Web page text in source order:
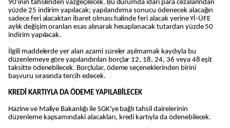
90'ının tahsilinden vazgeçilecek. Bu durumda idari para cezalarından
yüzde 25 indirim yapılacak; yapılandırma sonucu ödenecek alacağın
sadece feri alacaktan ibaret olması halinde feri alacak yerine Yİ-ÜFE
aylık değişim oranlan esas alınarak hesaplanacak tutardan yüzde 50
indirim yapılacak.
İlgili maddelerde yer alan azami süreler aşılmamak kaydıyla bu
düzenlemeye göre yapılandırılan borçlar 12, 18, 24, 36 veya 48 eşit
taksitte ödenebilecek. Borçlular, ödeme seçeneklerinden birini
başvuru sırasında tercih edecek.
KREDİ KARTIYLA DA ÖDEME YAPILABİLECEK
Hazine ve Maliye Bakanlığı ile SGK'ye bağlı tahsil dairelerinin
düzenleme kapsamındaki alacakları, kredi kartıyla da ödenebilecek.